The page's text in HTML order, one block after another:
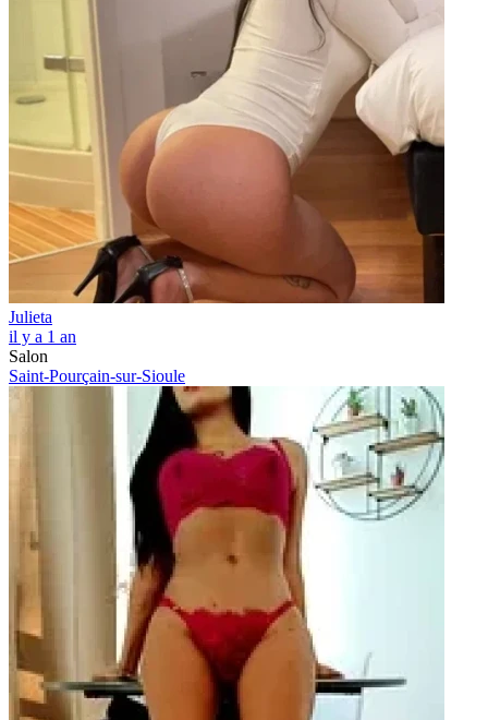
Julieta
il y a 1 an
Salon
Saint-Pourçain-sur-Sioule